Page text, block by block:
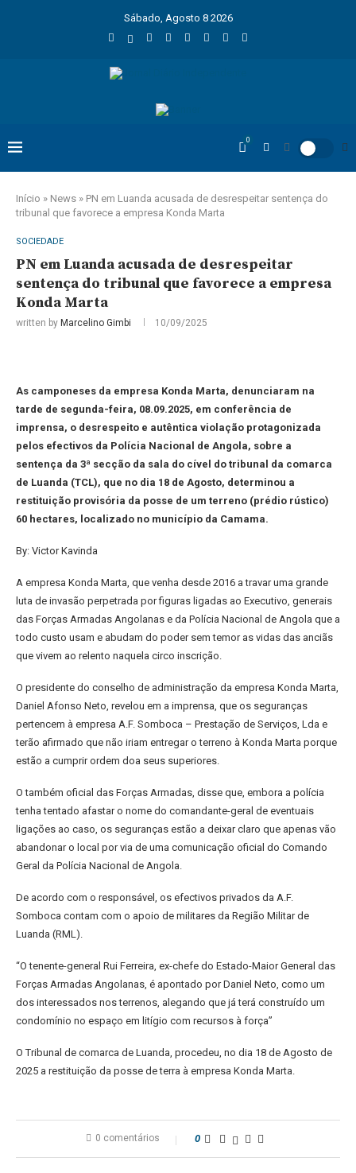
Sábado, Agosto 8 2026
0
Início » News » PN em Luanda acusada de desrespeitar sentença do
tribunal que favorece a empresa Konda Marta
SOCIEDADE
PN em Luanda acusada de desrespeitar
sentença do tribunal que favorece a empresa
Konda Marta
written by Marcelino Gimbi 10/09/2025
As camponeses da empresa Konda Marta, denunciaram na
tarde de segunda-feira, 08.09.2025, em conferência de
imprensa, o desrespeito e autêntica violação protagonizada
pelos efectivos da Polícia Nacional de Angola, sobre a
sentença da 3ª secção da sala do cível do tribunal da comarca
de Luanda (TCL), que no dia 18 de Agosto, determinou a
restituição provisória da posse de um terreno (prédio rústico)
60 hectares, localizado no município da Camama.
By: Victor Kavinda
A empresa Konda Marta, que venha desde 2016 a travar uma grande
luta de invasão perpetrada por figuras ligadas ao Executivo, generais
das Forças Armadas Angolanas e da Polícia Nacional de Angola que a
todo custo usam e abudam do poder sem temor as vidas das anciãs
que vivem ao relento naquela circo inscrição.
O presidente do conselho de administração da empresa Konda Marta,
Daniel Afonso Neto, revelou em a imprensa, que os seguranças
pertencem à empresa A.F. Somboca – Prestação de Serviços, Lda e
terão afirmado que não iriam entregar o terreno à Konda Marta porque
estão a cumprir ordem doa seus superiores.
O também oficial das Forças Armadas, disse que, embora a polícia
tenha tentado afastar o nome do comandante-geral de eventuais
ligações ao caso, os seguranças estão a deixar claro que apenas vão
abandonar o local por via de uma comunicação oficial do Comando
Geral da Polícia Nacional de Angola.
De acordo com o responsável, os efectivos privados da A.F.
Somboca contam com o apoio de militares da Região Militar de
Luanda (RML).
“O tenente-general Rui Ferreira, ex-chefe do Estado-Maior General das
Forças Armadas Angolanas, é apontado por Daniel Neto, como um
dos interessados nos terrenos, alegando que já terá construído um
condomínio no espaço em litígio com recursos à força”
O Tribunal de comarca de Luanda, procedeu, no dia 18 de Agosto de
2025 a restituição da posse de terra à empresa Konda Marta.
0 comentários 0